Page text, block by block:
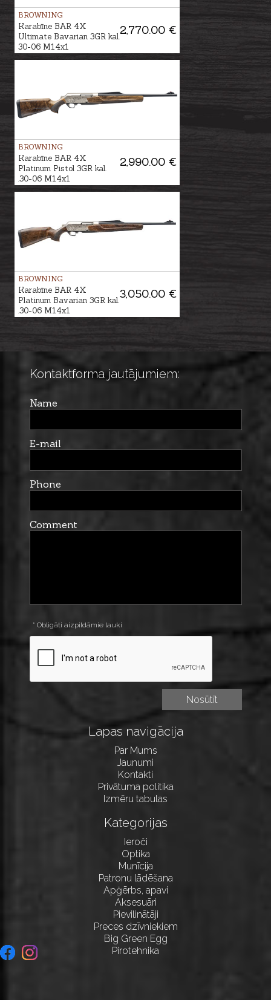
BROWNING
2,770.00 €
Karabīne BAR 4X
Ultimate Bavarian 3GR kal.
30-06 M14x1
BROWNING
2,990.00 €
Karabīne BAR 4X
Platinum Pistol 3GR kal.
.30-06 M14x1
BROWNING
3,050.00 €
Karabīne BAR 4X
Platinum Bavarian 3GR kal.
.30-06 M14x1
Kontaktforma jautājumiem:
Name
E-mail
Phone
Comment
* Obligāti aizpildāmie lauki
Lapas navigācija
Par Mums
Jaunumi
Kontakti
Privātuma politika
Izmēru tabulas
Kategorijas
Ieroči
Optika
Munīcija
Patronu lādēšana
Apģērbs, apavi
Aksesuāri
Pievilinātāji
Preces dzīvniekiem
Big Green Egg
Pirotehnika